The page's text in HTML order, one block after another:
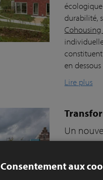
durabilité,
Cohousing
en
Lire plus
Un
confort
Tout qui a
servait
Consentement aux